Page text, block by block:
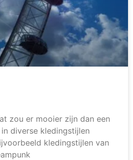
zou er mooier zijn dan een
diverse kledingstijlen
kledingstijlen van